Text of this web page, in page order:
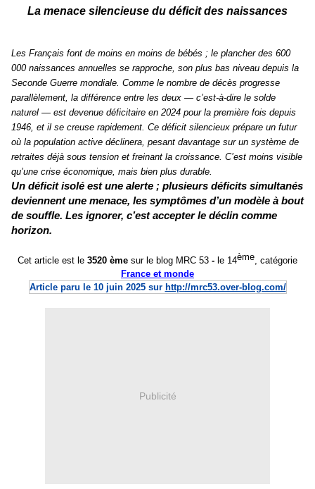
La menace silencieuse du déficit des naissances
Les Français font de moins en moins de bébés ; le plancher des 600
000 naissances annuelles se rapproche, son plus bas niveau depuis la
Seconde Guerre mondiale. Comme le nombre de décès progresse
parallèlement, la différence entre les deux — c’est-à-dire le solde
naturel — est devenue déficitaire en 2024 pour la première fois depuis
1946, et il se creuse rapidement. Ce déficit silencieux prépare un futur
où la population active déclinera, pesant davantage sur un système de
retraites déjà sous tension et freinant la croissance. C’est moins visible
qu’une crise économique, mais bien plus durable.
Un déficit isolé est une alerte ; plusieurs déficits simultanés
deviennent une menace, les symptômes d’un modèle à bout
de souffle. Les ignorer, c’est accepter le déclin comme
horizon.
Cet article est le 3520 ème sur le blog MRC 53 - le 14ème, catégorie
France et monde
Article paru le 10 juin 2025sur http://mrc53.over-blog.com/
Publicité